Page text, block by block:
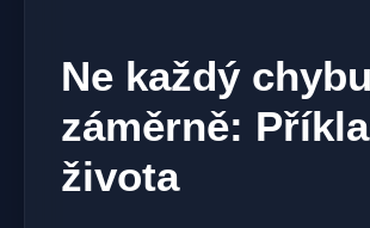
Ne každý
záměrně:
života